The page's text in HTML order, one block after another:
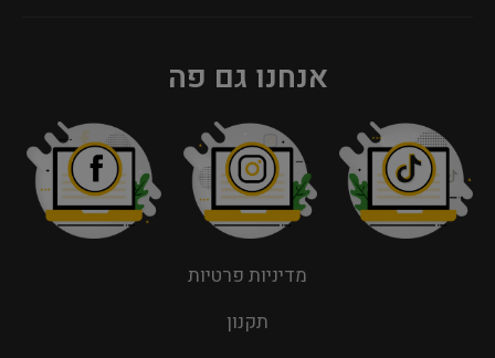
אנחנו גם פה
מדיניות פרטיות
תקנון